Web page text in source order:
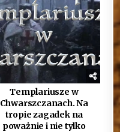
Templariusze w
Chwarszczanach. Na
tropie zagadek na
poważnie i nie tylko